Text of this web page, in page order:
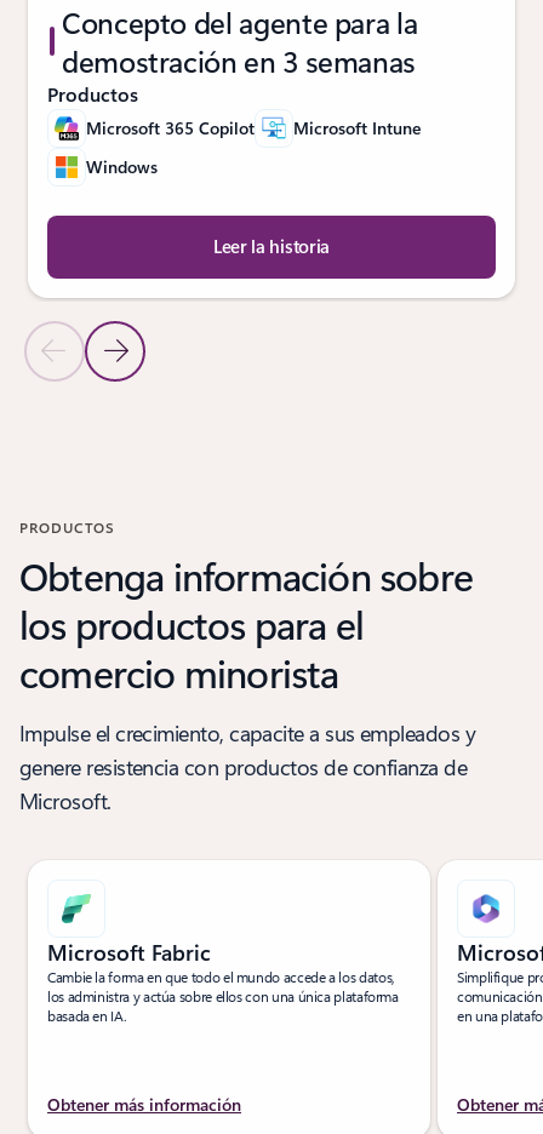
Diapositiva anterior
Diapositiva siguiente
Concepto del agente para la
demostración en 3 semanas
Productos
Microsoft 365 Copilot
Microsoft Intune
Windows
Leer la historia
PRODUCTOS
Obtenga información sobre
los productos para el
comercio minorista
Impulse el crecimiento, capacite a sus empleados y
genere resistencia con productos de confianza de
Microsoft.
Microsoft Fabric
Cambie la forma en que todo el mundo accede a los datos,
los administra y actúa sobre ellos con una única plataforma
basada en IA.
Obtener más información
Simplifique
en una
Obtener